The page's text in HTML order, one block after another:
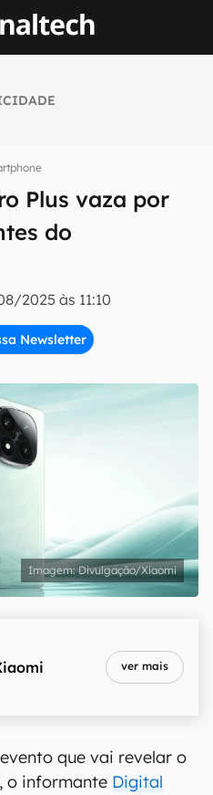
Plus vaza por
do
2025 às 11:10
Newsletter
em primeira
se
do Canaltech.
Divulgação/Xiaomi
ver mais
que vai revelar o
, o informante Digital